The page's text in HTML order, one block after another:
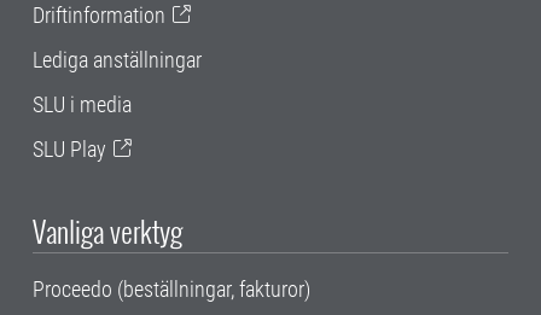
Driftinformation
Lediga anställningar
SLU i media
SLU Play
Vanliga verktyg
Proceedo (beställningar, fakturor)